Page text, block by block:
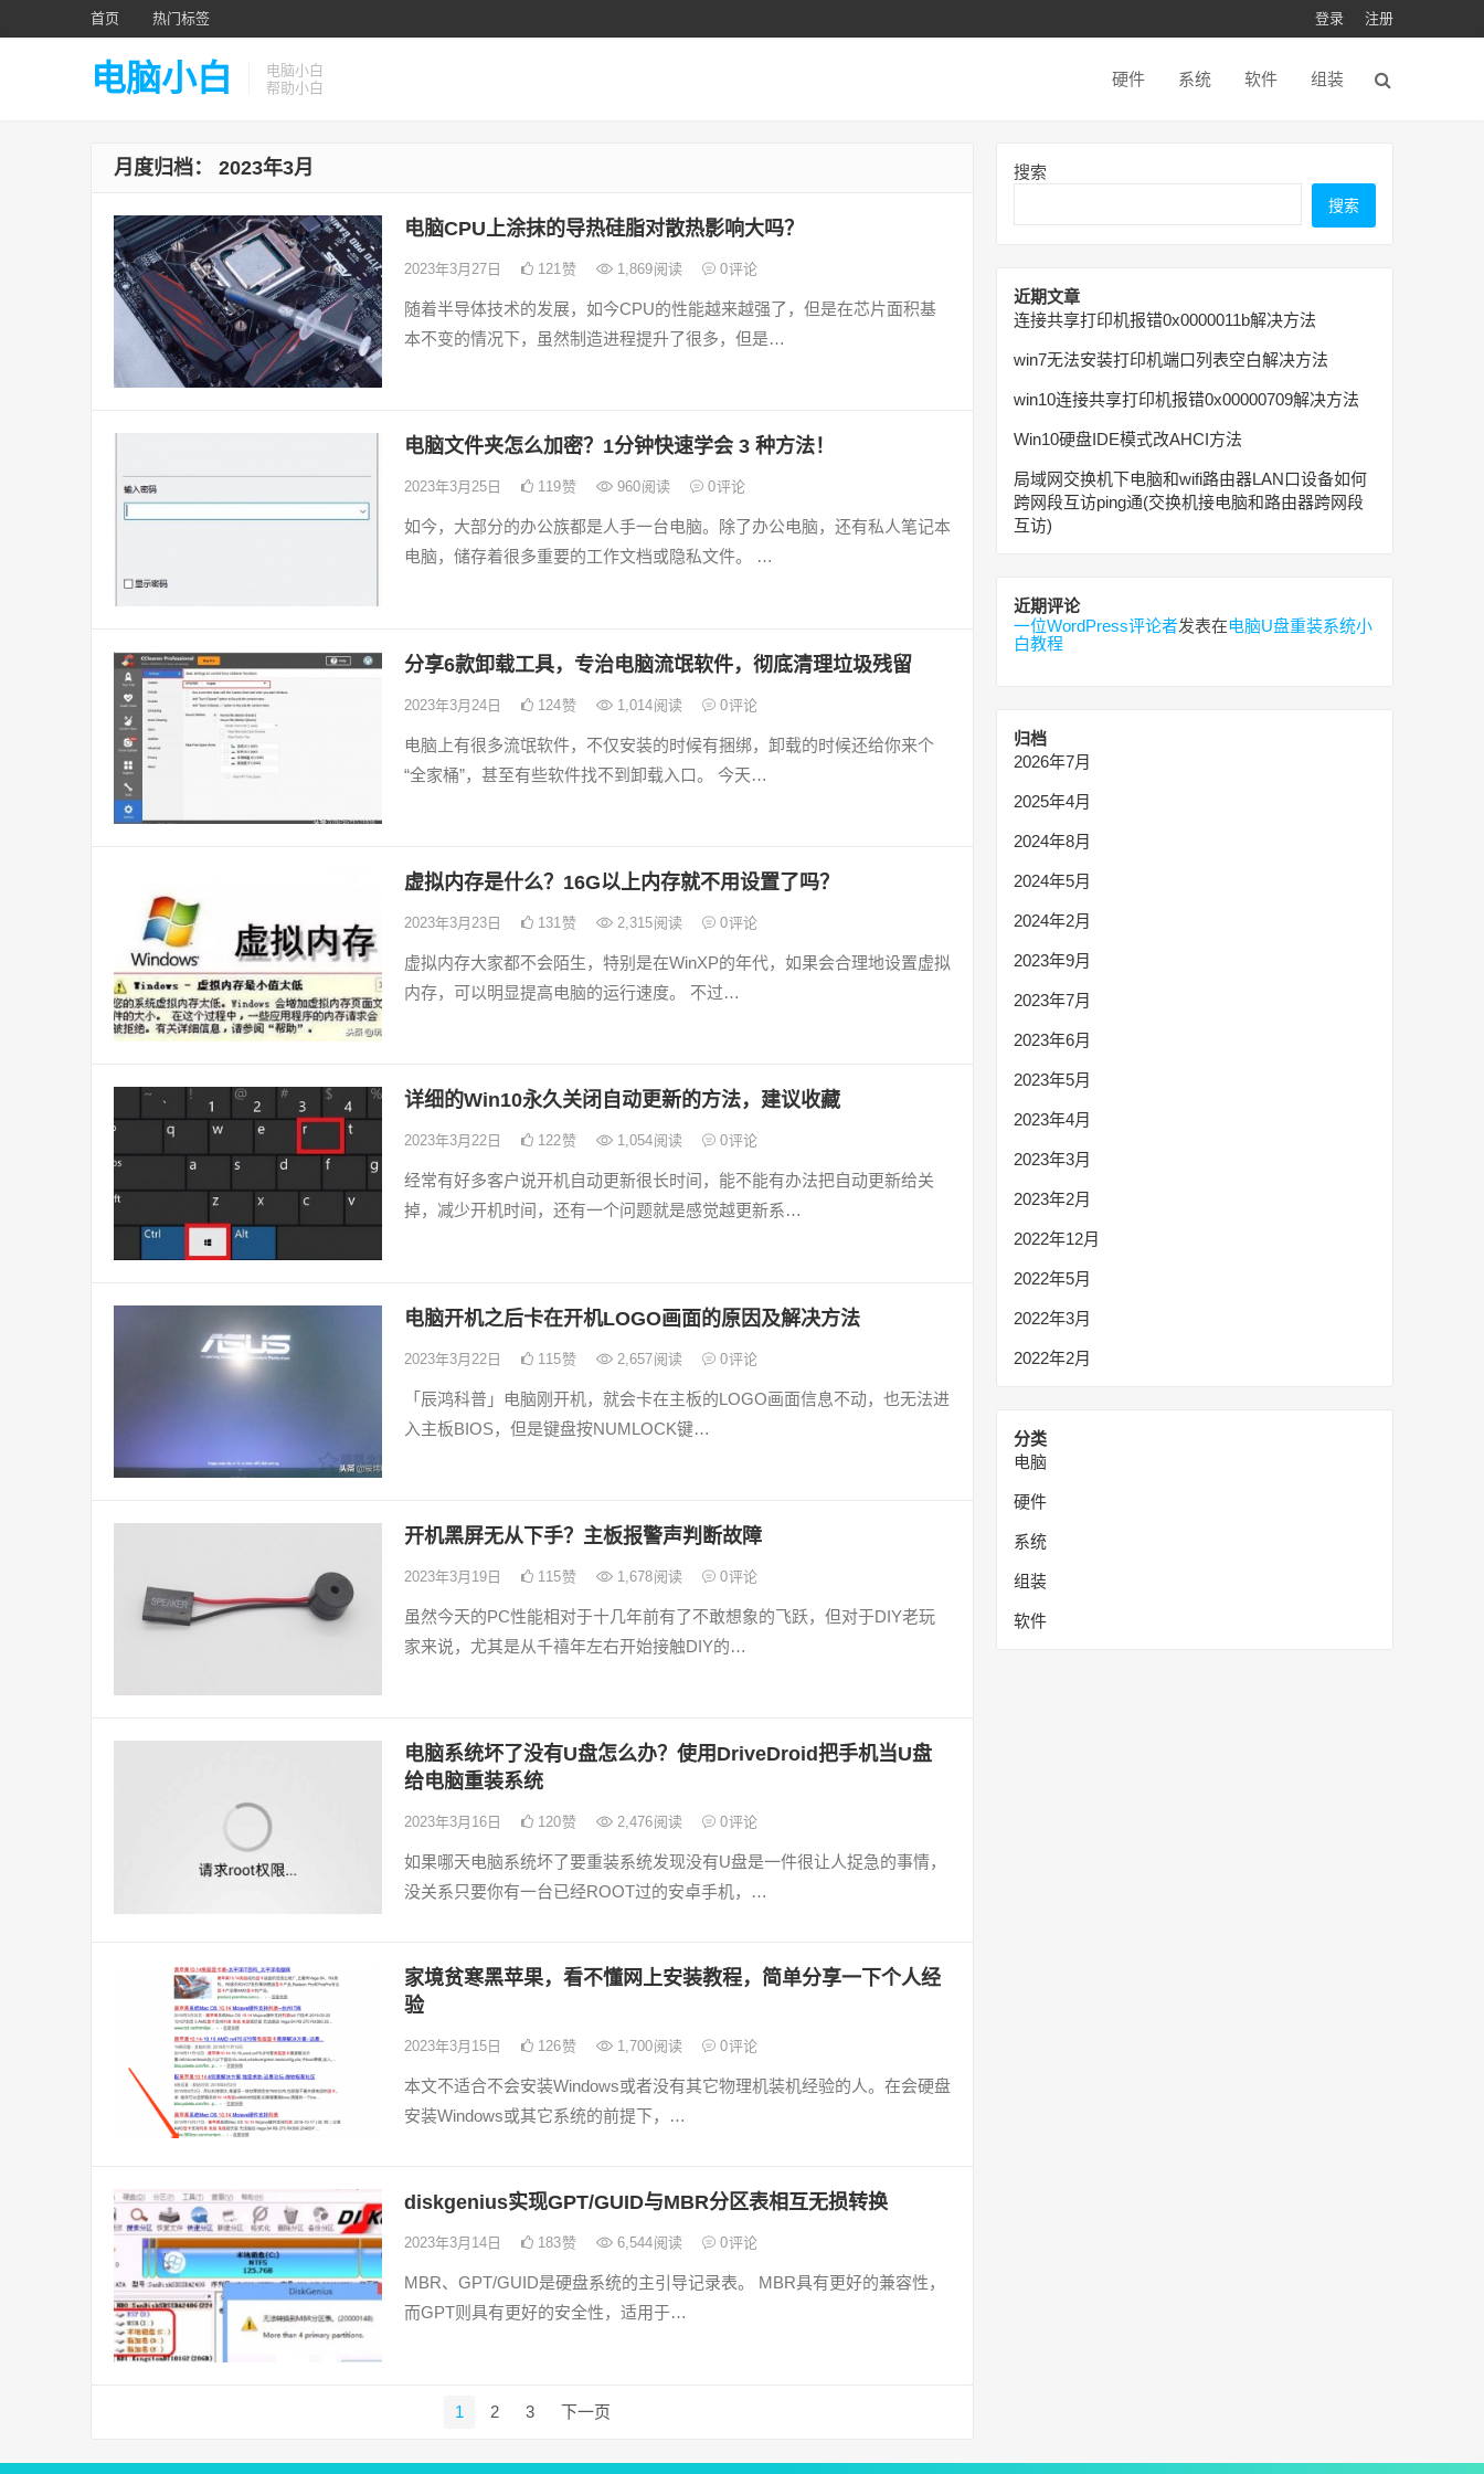
首页 热门标签 登录 注册
电脑小白
电脑小白
帮助小白
硬件 系统 软件 组装
月度归档： 2023年3月
电脑CPU上涂抹的导热硅脂对散热影响大吗？
2023年3月27日 121赞 1,869阅读 0评论
随着半导体技术的发展，如今CPU的性能越来越强了，但是在芯片面积基
本不变的情况下，虽然制造进程提升了很多，但是…
电脑文件夹怎么加密？1分钟快速学会 3 种方法！
2023年3月25日 119赞 960阅读 0评论
如今，大部分的办公族都是人手一台电脑。除了办公电脑，还有私人笔记本
电脑，储存着很多重要的工作文档或隐私文件。 …
分享6款卸载工具，专治电脑流氓软件，彻底清理垃圾残留
2023年3月24日 124赞 1,014阅读 0评论
电脑上有很多流氓软件，不仅安装的时候有捆绑，卸载的时候还给你来个
“全家桶”，甚至有些软件找不到卸载入口。 今天…
虚拟内存是什么？16G以上内存就不用设置了吗？
2023年3月23日 131 赞 2,315阅读 0评论
虚拟内存大家都不会陌生，特别是在WinXP的年代，如果会合理地设置虚拟
内存，可以明显提高电脑的运行速度。 不过…
详细的Win10永久关闭自动更新的方法，建议收藏
2023年3月22日 122赞 1,054阅读 0评论
经常有好多客户说开机自动更新很长时间，能不能有办法把自动更新给关
掉，减少开机时间，还有一个问题就是感觉越更新系…
电脑开机之后卡在开机LOGO画面的原因及解决方法
2023年3月22日 115赞 2,657阅读 0评论
「辰鸿科普」电脑刚开机，就会卡在主板的LOGO画面信息不动，也无法进
入主板BIOS，但是键盘按NUMLOCK键…
开机黑屏无从下手？主板报警声判断故障
2023年3月19日 115赞 1,678阅读 0评论
虽然今天的PC性能相对于十几年前有了不敢想象的飞跃，但对于DIY老玩
家来说，尤其是从千禧年左右开始接触DIY的…
电脑系统坏了没有U盘怎么办？使用DriveDroid把手机当U盘
给电脑重装系统
2023年3月16日 120赞 2,476阅读 0评论
如果哪天电脑系统坏了要重装系统发现没有U盘是一件很让人捉急的事情，
没关系只要你有一台已经ROOT过的安卓手机，…
家境贫寒黑苹果，看不懂网上安装教程，简单分享一下个人经
验
2023年3月15日 126赞 1,700阅读 0评论
本文不适合不会安装Windows或者没有其它物理机装机经验的人。在会硬盘
安装Windows或其它系统的前提下，…
diskgenius实现GPT/GUID与MBR分区表相互无损转换
2023年3月14日 183赞 6,544阅读 0评论
MBR、GPT/GUID是硬盘系统的主引导记录表。 MBR具有更好的兼容性，
而GPT则具有更好的安全性，适用于…
1 2 3 下一页
搜索
搜索
近期文章
连接共享打印机报错0x0000011b解决方法
win7无法安装打印机端口列表空白解决方法
win10连接共享打印机报错0x00000709解决方法
Win10硬盘IDE模式改AHCI方法
局域网交换机下电脑和wifi路由器LAN口设备如何
跨网段互访ping通(交换机接电脑和路由器跨网段
互访)
近期评论
一位WordPress评论者发表在电脑U盘重装系统小
白教程
归档
2026年7月
2025年4月
2024年8月
2024年5月
2024年2月
2023年9月
2023年7月
2023年6月
2023年5月
2023年4月
2023年3月
2023年2月
2022年12月
2022年5月
2022年3月
2022年2月
分类
电脑
硬件
系统
组装
软件